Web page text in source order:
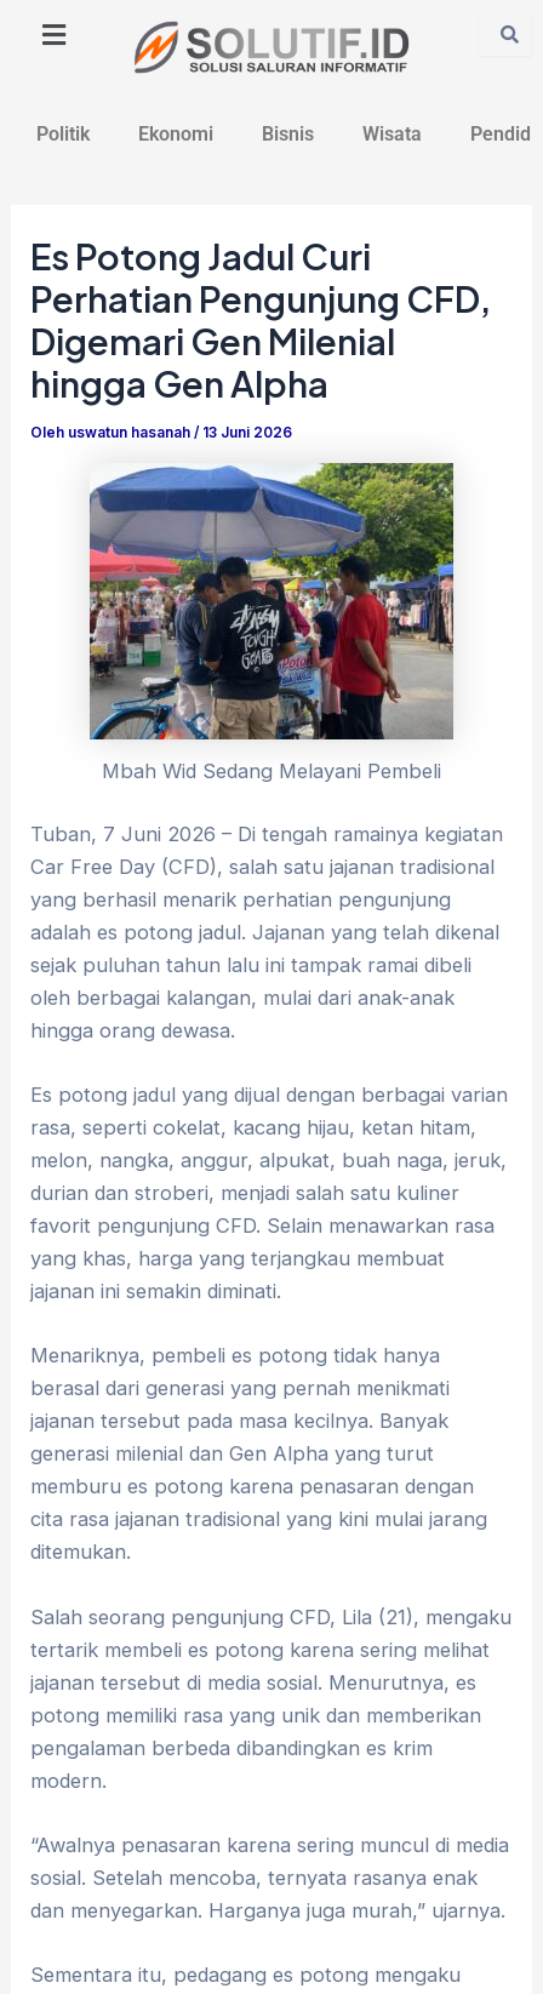
Politik Ekonomi Bisnis Wisata
Es Potong Jadul Curi
Perhatian Pengunjung CFD,
Digemari Gen Milenial
hingga Gen Alpha
Oleh uswatun hasanah/ 13 Juni 2026
Mbah Wid Sedang Melayani Pembeli
Tuban, 7 Juni 2026 – Di tengah ramainya kegiatan
Car Free Day (CFD), salah satu jajanan tradisional
yang berhasil menarik perhatian pengunjung
adalah es potong jadul. Jajanan yang telah dikenal
sejak puluhan tahun lalu ini tampak ramai dibeli
oleh berbagai kalangan, mulai dari anak-anak
hingga orang dewasa.
Es potong jadul yang dijual dengan berbagai varian
rasa, seperti cokelat, kacang hijau, ketan hitam,
melon, nangka, anggur, alpukat, buah naga, jeruk,
durian dan stroberi, menjadi salah satu kuliner
favorit pengunjung CFD. Selain menawarkan rasa
yang khas, harga yang terjangkau membuat
jajanan ini semakin diminati.
Menariknya, pembeli es potong tidak hanya
berasal dari generasi yang pernah menikmati
jajanan tersebut pada masa kecilnya. Banyak
generasi milenial dan Gen Alpha yang turut
memburu es potong karena penasaran dengan
cita rasa jajanan tradisional yang kini mulai jarang
ditemukan.
Salah seorang pengunjung CFD, Lila (21), mengaku
tertarik membeli es potong karena sering melihat
jajanan tersebut di media sosial. Menurutnya, es
potong memiliki rasa yang unik dan memberikan
pengalaman berbeda dibandingkan es krim
modern.
“Awalnya penasaran karena sering muncul di media
sosial. Setelah mencoba, ternyata rasanya enak
dan menyegarkan. Harganya juga murah,” ujarnya.
Sementara itu, pedagang es potong mengaku
navigation